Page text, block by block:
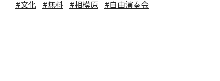
#文化 #無料 #相模原 #自由演奏会